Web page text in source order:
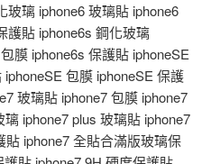
玻璃 iphone6 玻璃貼 iphone6
護貼 iphone6s 鋼化玻璃
膜 iphone6s 保護貼 iphoneSE
包膜 iphoneSE 保護
玻璃貼 iphone7 包膜 iphone7
iphone7 plus 玻璃貼 iphone7
貼 iphone7 全貼合滿版玻璃保